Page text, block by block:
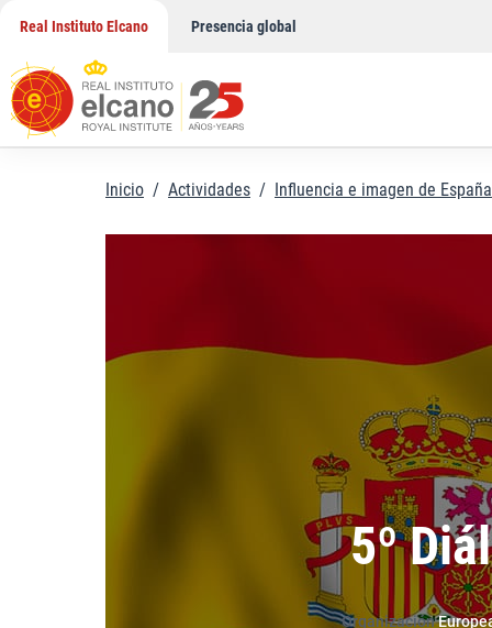
contenido
Real Instituto Elcano Presencia global
Inicio / Actividades / Influencia e imagen de España
5º
Organización